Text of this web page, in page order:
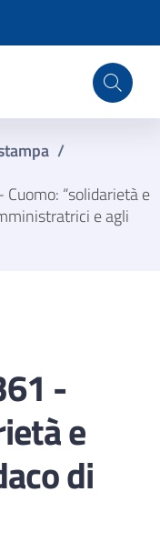
/
“solidarietà e
e agli
-
e
di